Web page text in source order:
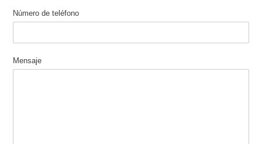
Número de teléfono
Mensaje